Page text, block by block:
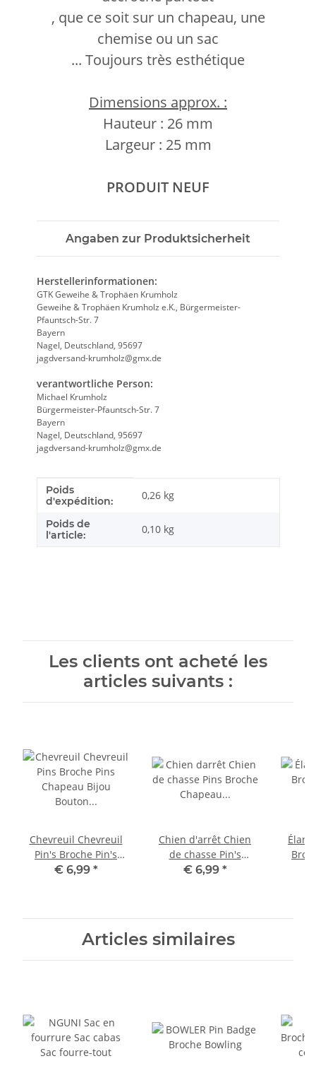
, que ce soit sur un chapeau, une
chemise ou un sac
... Toujours très esthétique
Dimensions approx. :
Hauteur : 26 mm
Largeur : 25 mm
PRODUIT NEUF
Angaben zur Produktsicherheit
Herstellerinformationen:
GTK Geweihe & Trophäen Krumholz
Geweihe & Trophäen Krumholz e.K., Bürgermeister-
Pfauntsch-Str. 7
Bayern
Nagel, Deutschland, 95697
jagdversand-krumholz@gmx.de
verantwortliche Person:
Michael Krumholz
Bürgermeister-Pfauntsch-Str. 7
Bayern
Nagel, Deutschland, 95697
jagdversand-krumholz@gmx.de
Caractéristique du produit
Valeur
Poids
d'expédition:
0,26 kg
Poids de
l'article:
0,10 kg
Les clients ont acheté les
articles suivants :
Chevreuil Chevreuil
Pin's Broche Pin's
Chapeau Bijou Bouton
€ 6,99 *
Chien d'arrêt Chien
de chasse Pin's
Broche Chapeau Bijou
€ 6,99 *
Élan
Articles similaires